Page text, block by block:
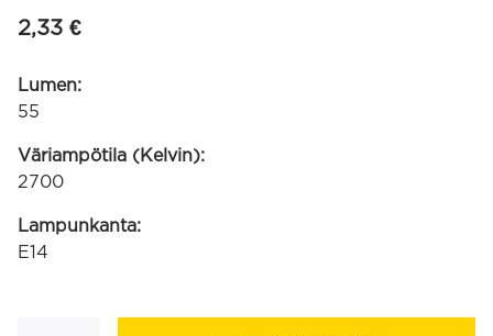
2,33 €
Lumen:
55
Väriampötila (Kelvin):
2700
Lampunkanta:
E14